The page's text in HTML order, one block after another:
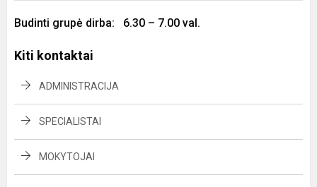
Budinti grupė dirba: 6.30 – 7.00 val.
Kiti kontaktai
ADMINISTRACIJA
SPECIALISTAI
MOKYTOJAI